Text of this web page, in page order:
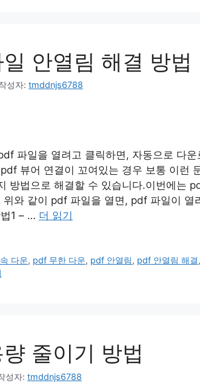
안열림 해결 방
성자: tmddnjs6788
파일을 열려고 클릭하면, 자동으로 다
뷰어 연결이 꼬여있는 경우 보통 이런
방법으로 해결할 수 있습니다.이번에는
와 같이 pdf 파일을 열면, pdf 파일이 열
1 – … 더 읽기
다운, pdf 무한 다운, pdf 안열림, pdf 안열림 해결,
줄이기 방법
성자: tmddnjs6788